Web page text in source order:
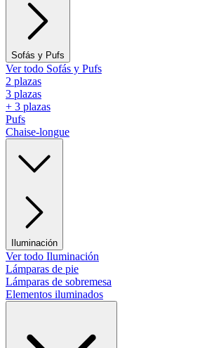
Sofás y Pufs
Ver todo Sofás y Pufs
2 plazas
3 plazas
+ 3 plazas
Pufs
Chaise-longue
Iluminación
Ver todo Iluminación
Lámparas de pie
Lámparas de sobremesa
Elementos iluminados